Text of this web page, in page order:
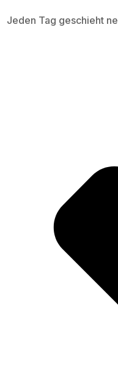
Jeden Tag geschieht